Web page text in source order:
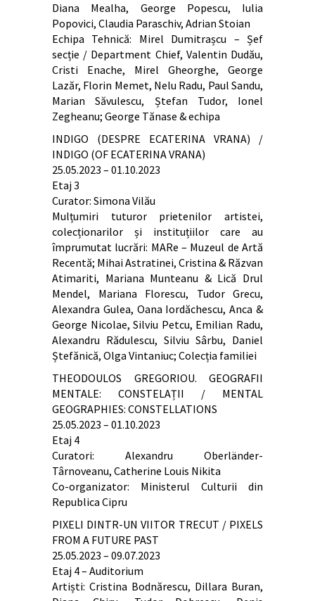
Diana Mealha, George Popescu, Iulia
Popovici, Claudia Paraschiv, Adrian Stoian
Echipa Tehnică: Mirel Dumitrașcu – Șef
secție / Department Chief, Valentin Dudău,
Cristi Enache, Mirel Gheorghe, George
Lazăr, Florin Memet, Nelu Radu, Paul Sandu,
Marian Săvulescu, Ștefan Tudor, Ionel
Zegheanu; George Tănase & echipa
INDIGO (DESPRE ECATERINA VRANA) /
INDIGO (OF ECATERINA VRANA)
25.05.2023 – 01.10.2023
Etaj 3
Curator: Simona Vilău
Mulțumiri tuturor prietenilor artistei,
colecționarilor și instituțiilor care au
împrumutat lucrări: MARe – Muzeul de Artă
Recentă; Mihai Astratinei, Cristina & Răzvan
Atimariti, Mariana Munteanu & Lică Drul
Mendel, Mariana Florescu, Tudor Grecu,
Alexandra Gulea, Oana Iordăchescu, Anca &
George Nicolae, Silviu Petcu, Emilian Radu,
Alexandru Rădulescu, Silviu Sârbu, Daniel
Ștefănică, Olga Vintaniuc; Colecția familiei
THEODOULOS GREGORIOU. GEOGRAFII
MENTALE: CONSTELAȚII / MENTAL
GEOGRAPHIES: CONSTELLATIONS
25.05.2023 – 01.10.2023
Etaj 4
Curatori: Alexandru Oberländer-
Târnoveanu, Catherine Louis Nikita
Co-organizator: Ministerul Culturii din
Republica Cipru
PIXELI DINTR-UN VIITOR TRECUT / PIXELS
FROM A FUTURE PAST
25.05.2023 – 09.07.2023
Etaj 4 – Auditorium
Artiști: Cristina Bodnărescu, Dillara Buran,